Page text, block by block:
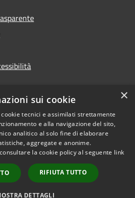
Copyright © 2026 • Comune di
Buccinasco • Powered by
Municipium•Accesso
redazione
×
sui cookie
tecnici e assimilati strettamente
e alla navigazione del sito,
analitico al solo fine di elaborare
aggregate e anonime.
la cookie policy al seguente link
RIFIUTA TUTTO
DETTAGLI